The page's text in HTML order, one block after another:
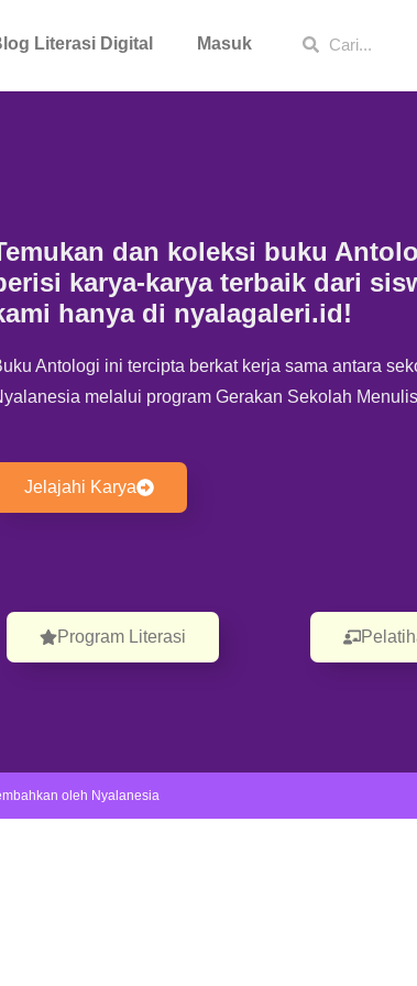
Literasi Digital Masuk
dan koleksi buku
karya-karya terbaik dari
hanya di nyalagaleri.id!
Antologi ini tercipta berkat kerja sama antara
melalui program Gerakan Sekolah
Jelajahi Karya
Program Literasi
oleh Nyalanesia